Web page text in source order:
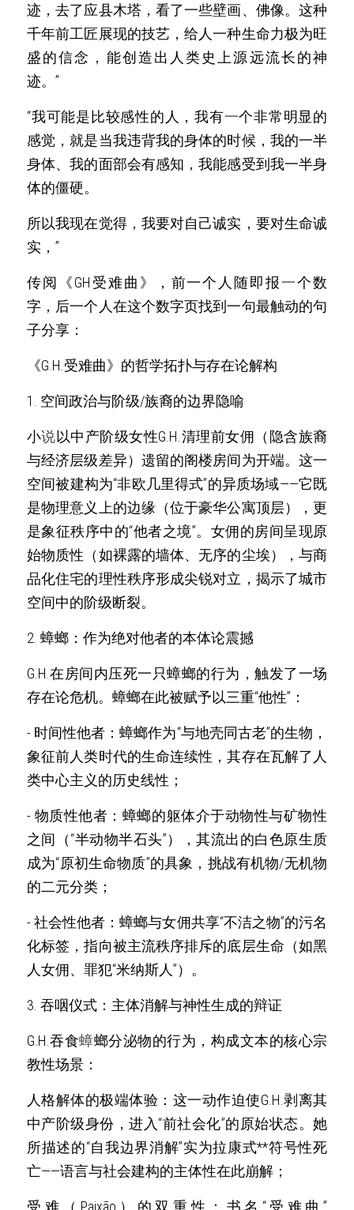
迹，去了应县木塔，看了一些壁画、佛像。这种
千年前工匠展现的技艺，给人一种生命力极为旺
盛的信念，能创造出人类史上源远流长的神
迹。”
“我可能是比较感性的人，我有一个非常明显的
感觉，就是当我违背我的身体的时候，我的一半
身体、我的面部会有感知，我能感受到我一半身
体的僵硬。
所以我现在觉得，我要对自己诚实，要对生命诚
实，”
传阅《GH受难曲》，前一个人随即报一个数
字，后一个人在这个数字页找到一句最触动的句
子分享：
《G.H.受难曲》的哲学拓扑与存在论解构
1. 空间政治与阶级/族裔的边界隐喻
小说以中产阶级女性G.H.清理前女佣（隐含族裔
与经济层级差异）遗留的阁楼房间为开端。这一
空间被建构为“非欧几里得式”的异质场域——它既
是物理意义上的边缘（位于豪华公寓顶层），更
是象征秩序中的“他者之境”。女佣的房间呈现原
始物质性（如裸露的墙体、无序的尘埃），与商
品化住宅的理性秩序形成尖锐对立，揭示了城市
空间中的阶级断裂。
2. 蟑螂：作为绝对他者的本体论震撼
G.H 在房间内压死一只蟑螂的行为，触发了一场
存在论危机。蟑螂在此被赋予以三重“他性”：
- 时间性他者：蟑螂作为“与地壳同古老”的生物，
象征前人类时代的生命连续性，其存在瓦解了人
类中心主义的历史线性；
- 物质性他者：蟑螂的躯体介于动物性与矿物性
之间（“半动物半石头”），其流出的白色原生质
成为“原初生命物质”的具象，挑战有机物/无机物
的二元分类；
- 社会性他者：蟑螂与女佣共享“不洁之物”的污名
化标签，指向被主流秩序排斥的底层生命（如黑
人女佣、罪犯“米纳斯人”）。
3. 吞咽仪式：主体消解与神性生成的辩证
G.H.吞食蟑螂分泌物的行为，构成文本的核心宗
教性场景：
人格解体的极端体验：这一动作迫使G.H.剥离其
中产阶级身份，进入“前社会化”的原始状态。她
所描述的“自我边界消解”实为拉康式**符号性死
亡——语言与社会建构的主体性在此崩解；
受难（Paixão）的双重性：书名“受难曲”